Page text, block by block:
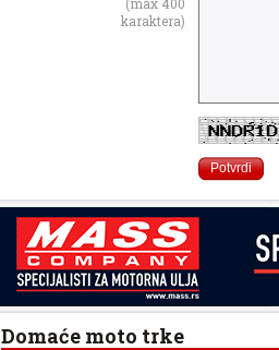
karaktera)
Domaće moto trke